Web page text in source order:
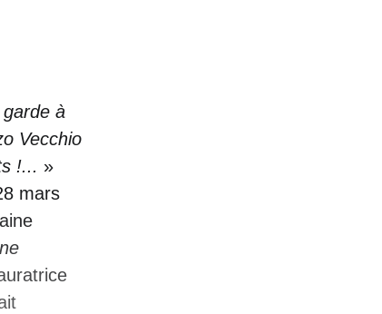
à
Vecchio
!... »
mars